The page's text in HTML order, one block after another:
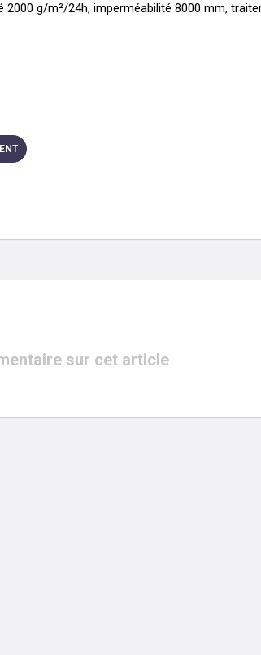
2000 g/m²/24h, imperméabilité 8000 mm,
sur cet article